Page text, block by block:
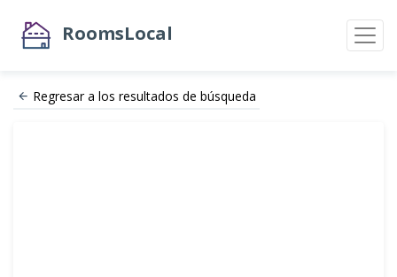
RoomsLocal
Regresar a los resultados de búsqueda